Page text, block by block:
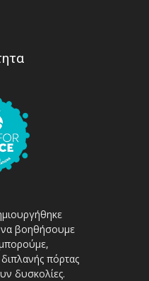
βοηθήσουμε
πόρτας
δυσκολίες.